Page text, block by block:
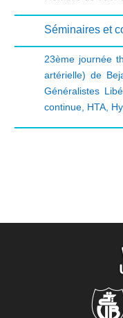
Séminaires et
23ème journée
artérielle) de
Généralistes
continue, HTA,